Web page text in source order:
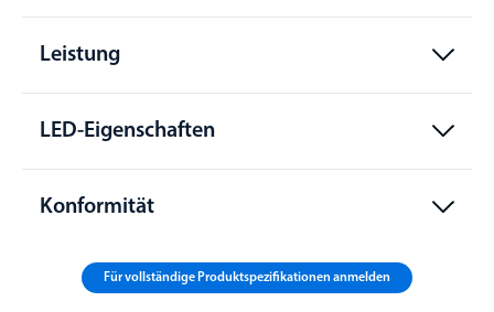
Leistung
LED-Eigenschaften
Konformität
Für vollständige Produktspezifikationen anmelden